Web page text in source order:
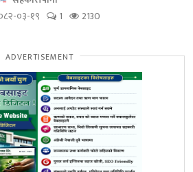
०३-१९
1 2130
ADVERTISEMENT